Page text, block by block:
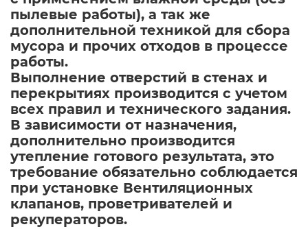
пылевые работы), а так же
дополнительной техникой для сбора
мусора и прочих отходов в процессе
работы.
Выполнение отверстий в стенах и
перекрытиях производится с учетом
всех правил и технического задания.
В зависимости от назначения,
дополнительно производится
утепление готового результата, это
требование обязательно соблюдается
при установке Вентиляционных
клапанов, проветривателей и
рекуператоров.